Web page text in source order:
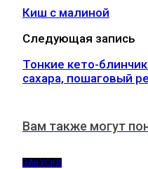
Киш с малиной
Следующая запись
Тонкие кето-
сахара, пошаговый
Вам также могут
ЗАКУСКИ